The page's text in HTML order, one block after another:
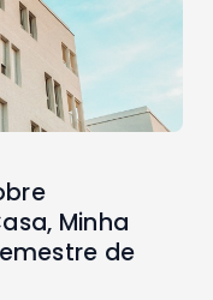
Minha
de